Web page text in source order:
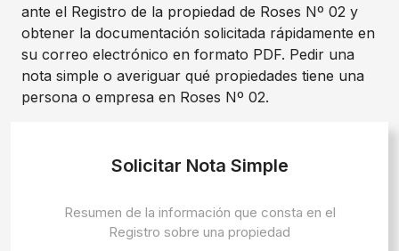
ante el Registro de la propiedad de Roses Nº 02 y
obtener la documentación solicitada rápidamente en
su correo electrónico en formato PDF. Pedir una
nota simple o averiguar qué propiedades tiene una
persona o empresa en Roses Nº 02.
Solicitar Nota Simple
Resumen de la información que consta en el
Registro sobre una propiedad